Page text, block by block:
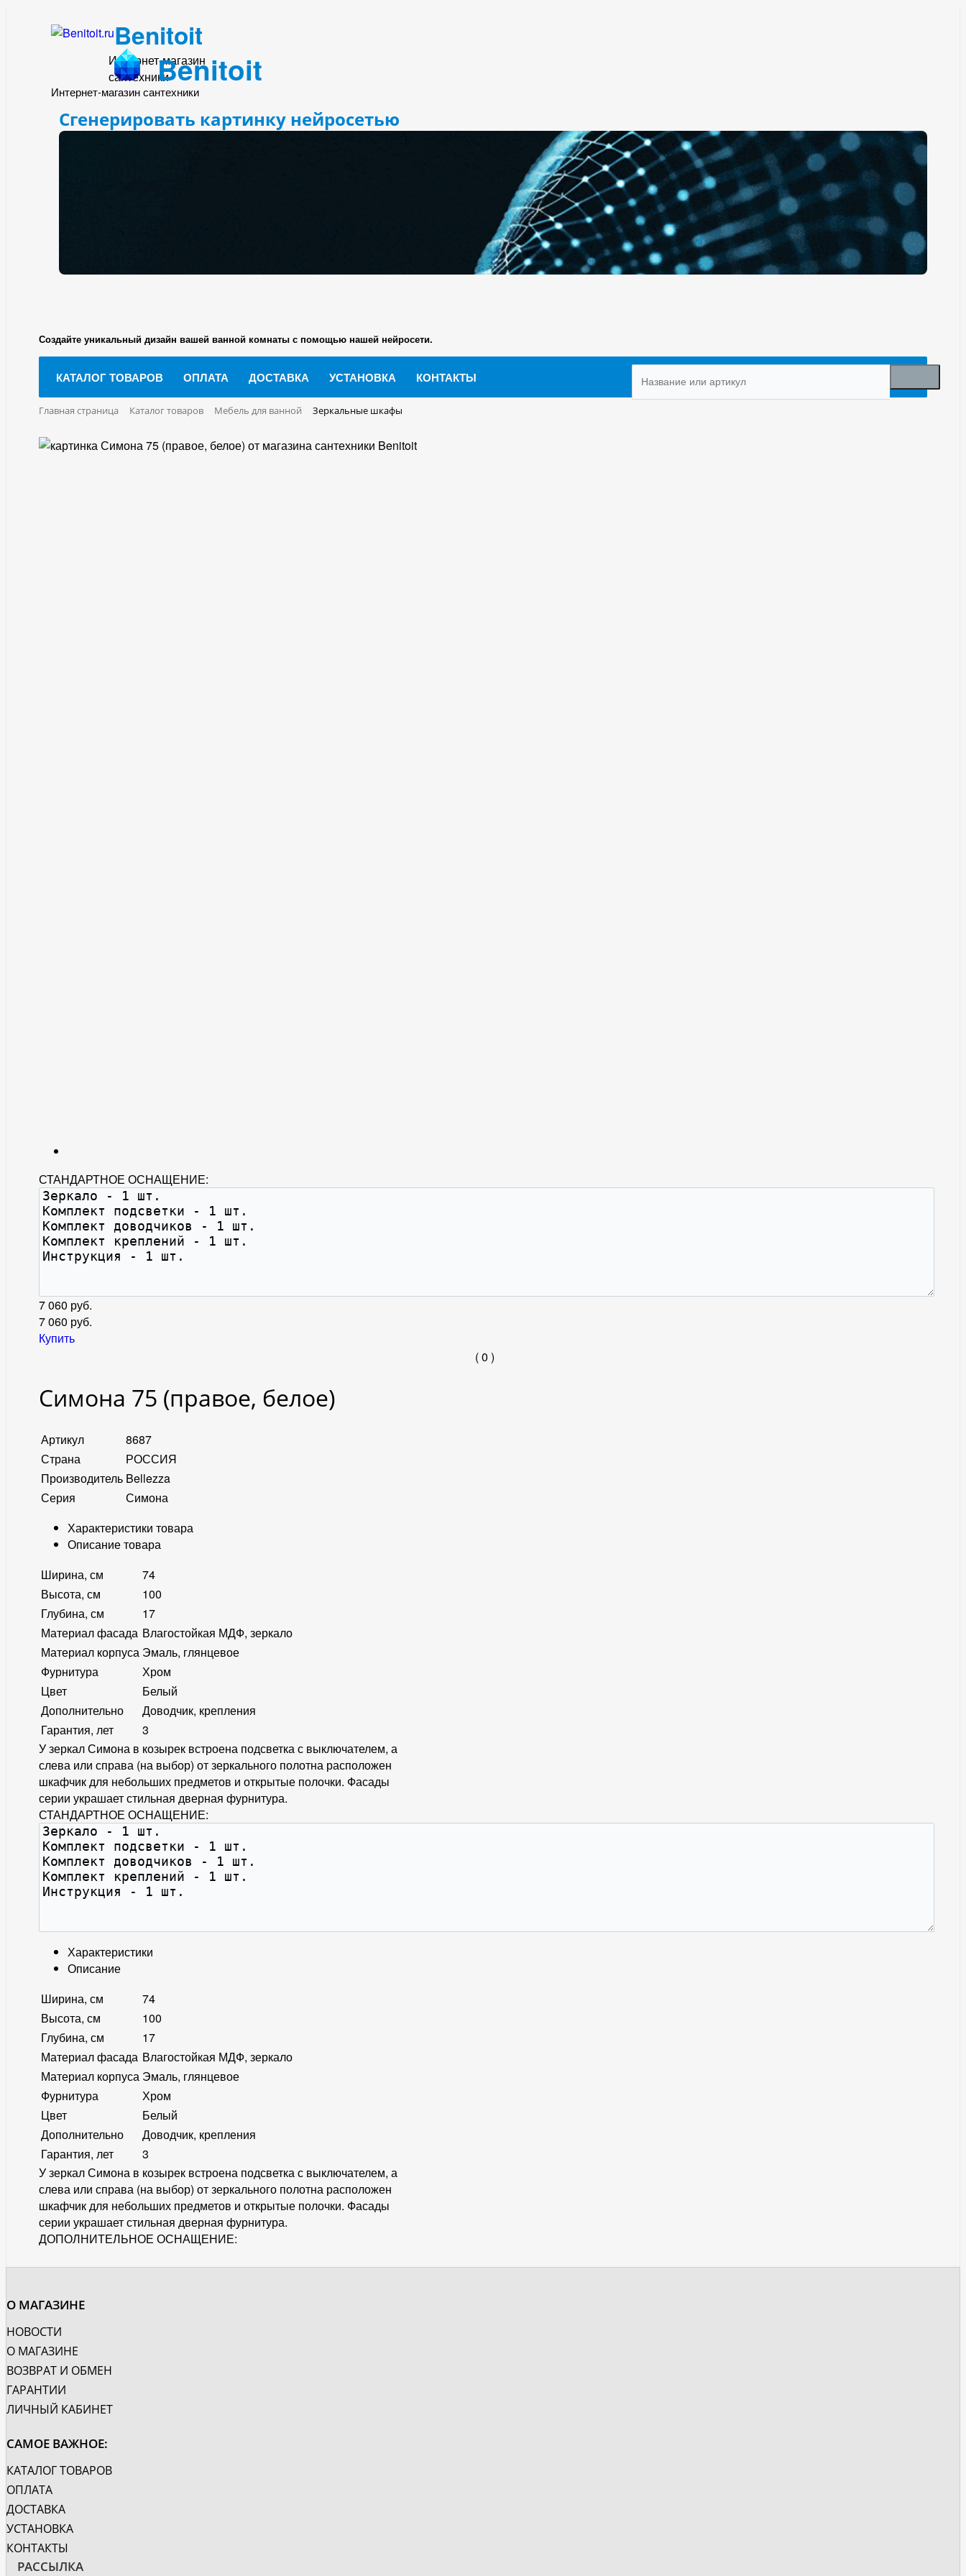
Benitoit
Интернет-магазин
сантехникиBenitoit
Интернет-магазин сантехники
Сгенерировать картинку нейросетью
Создайте уникальный дизайн вашей ванной комнаты с помощью нашей нейросети.
КАТАЛОГ ТОВАРОВ ОПЛАТА ДОСТАВКА УСТАНОВКА КОНТАКТЫ
Главная страница Каталог товаров Мебель для ванной Зеркальные шкафы
СТАНДАРТНОЕ ОСНАЩЕНИЕ:
7 060 руб.
7 060 руб.
Купить
( 0 )
Симона 75 (правое, белое)
Артикул
8687
Страна
РОССИЯ
Производитель Bellezza
Серия
Симона
Характеристики товара
Описание товара
Ширина, см
74
Высота, см
100
Глубина, см
17
Материал фасада Влагостойкая МДФ, зеркало
Материал корпуса Эмаль, глянцевое
Фурнитура
Хром
Цвет
Белый
Дополнительно
Доводчик, крепления
Гарантия, лет
3
У зеркал Симона в козырек встроена подсветка с выключателем, а
слева или справа (на выбор) от зеркального полотна расположен
шкафчик для небольших предметов и открытые полочки. Фасады
серии украшает стильная дверная фурнитура.
СТАНДАРТНОЕ ОСНАЩЕНИЕ:
Характеристики
Описание
Ширина, см
74
Высота, см
100
Глубина, см
17
Материал фасада Влагостойкая МДФ, зеркало
Материал корпуса Эмаль, глянцевое
Фурнитура
Хром
Цвет
Белый
Дополнительно
Доводчик, крепления
Гарантия, лет
3
У зеркал Симона в козырек встроена подсветка с выключателем, а
слева или справа (на выбор) от зеркального полотна расположен
шкафчик для небольших предметов и открытые полочки. Фасады
серии украшает стильная дверная фурнитура.
ДОПОЛНИТЕЛЬНОЕ ОСНАЩЕНИЕ:
О МАГАЗИНЕ
НОВОСТИ
О МАГАЗИНЕ
ВОЗВРАТ И ОБМЕН
ГАРАНТИИ
ЛИЧНЫЙ КАБИНЕТ
САМОЕ ВАЖНОЕ:
КАТАЛОГ ТОВАРОВ
ОПЛАТА
ДОСТАВКА
УСТАНОВКА
КОНТАКТЫ
РАССЫЛКА